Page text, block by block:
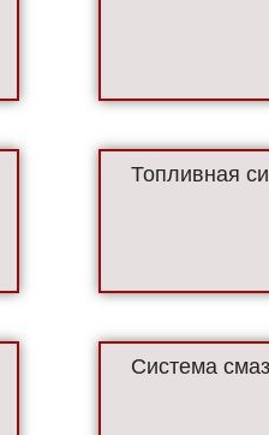
Топливная
Система